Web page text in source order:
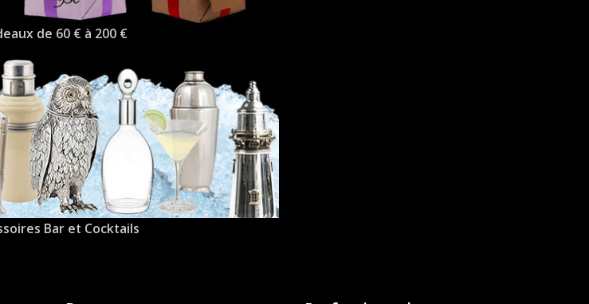
de 60 € à 200 €
Bar et Cocktails